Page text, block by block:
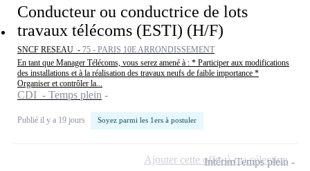
Conducteur ou conductrice de lots
travaux télécoms (ESTI) (H/F)
SNCF RESEAU - 75 - PARIS 10E ARRONDISSEMENT
En tant que Manager Télécoms, vous serez amené à : * Participer aux modifications
des installations et à la réalisation des travaux neufs de faible importance *
Organiser et contrôler la...
CDI - Temps plein
Publié il y a 19 jours Soyez parmi les 1ers à postuler
IntérimTemps plein
Ajouter cette offre à ma sélection